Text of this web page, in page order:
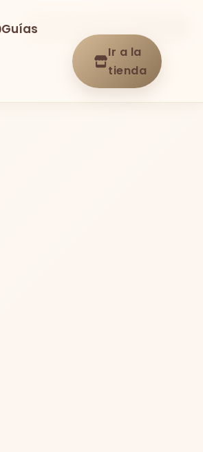
Guías
Ir a la
tienda